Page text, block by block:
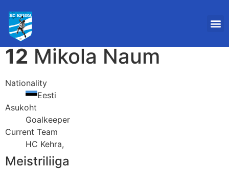
12 Mikola Naum
Nationality
Eesti
Asukoht
Goalkeeper
Current Team
HC Kehra,
Meistriliiga